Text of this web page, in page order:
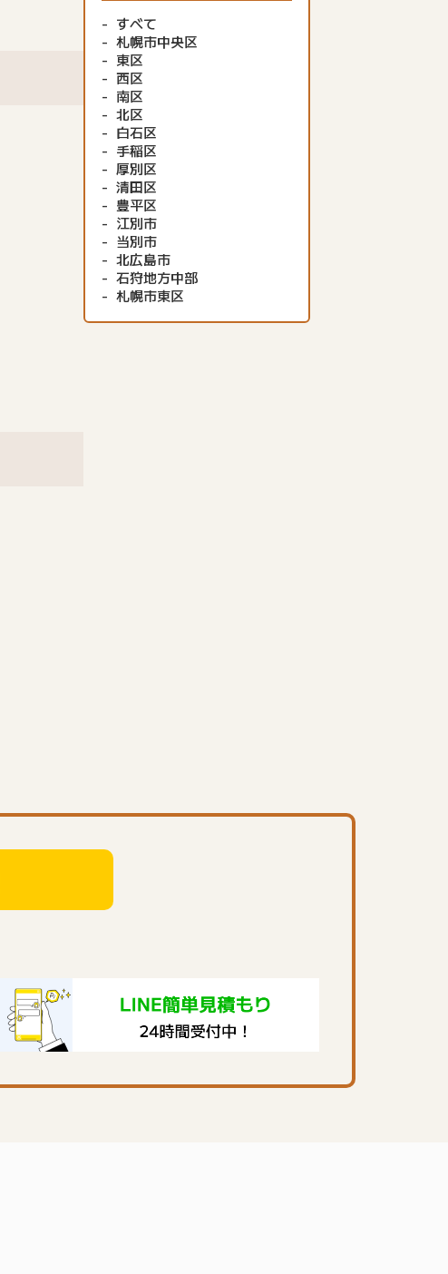
すべて
札幌市中央区
東区
西区
南区
北区
白石区
手稲区
厚別区
清田区
豊平区
江別市
当別市
北広島市
石狩地方中部
札幌市東区